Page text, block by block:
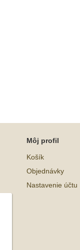
Môj profil
Košík
Objednávky
Nastavenie účtu